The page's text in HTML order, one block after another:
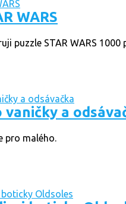
WARS
puzzle STAR WARS
a
pro malého.